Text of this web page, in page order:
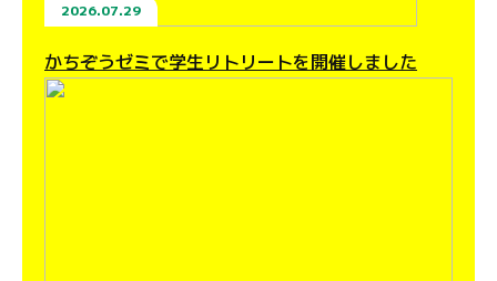
2026.07.29
かちぞうゼミで学生リトリートを開催しました